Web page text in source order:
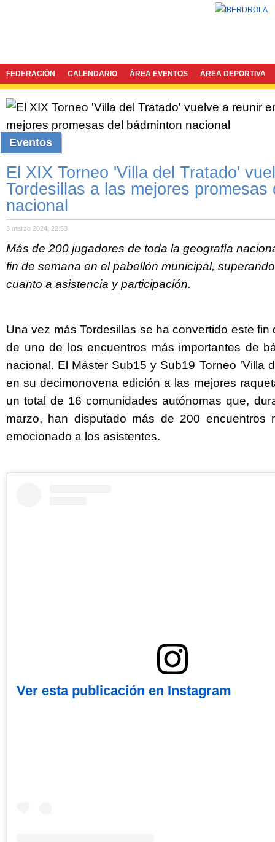
FEDERACIÓN CALENDARIO ÁREA EVENTOS ÁREA DEPORTIVA
Eventos
El XIX Torneo 'Villa del Tratado'
Tordesillas a las mejores promesas
nacional
3 marzo 2024, 22:53
Más de 200 jugadores de toda la geografía
fin de semana en el pabellón municipal,
cuanto a asistencia y participación.
Una vez más Tordesillas se ha convertido este
de uno de los encuentros más importantes de
nacional. El Máster Sub15 y Sub19 Torneo 'Villa
en su decimonovena edición a las mejores
un total de 16 comunidades autónomas que,
marzo, han disputado más de 200 encuentros
emocionado a los asistentes.
Ver esta publicación en Instagram